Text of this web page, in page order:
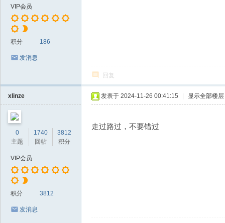
VIP会员
积分 186
发消息
回复
xlinze
0
主题
1740
回帖
3812
积分
VIP会员
积分 3812
发消息
发表于 2024-11-26 00:41:15 显示全部楼层
走过路过，不要错过